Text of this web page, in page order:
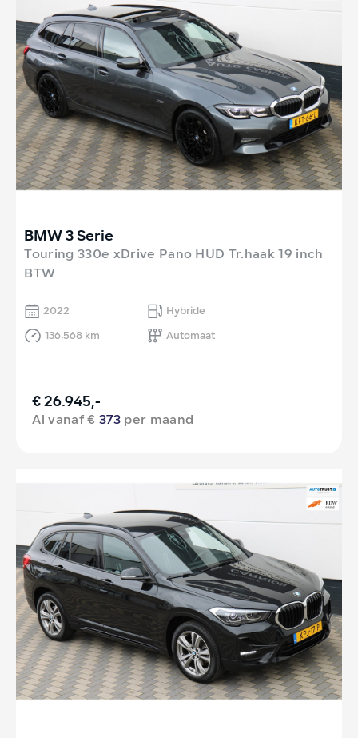
BMW 3 Serie
Touring 330e xDrive Pano HUD Tr.haak 19 inch
BTW
2022
Hybride
136.568 km
Automaat
€ 26.945,-
Al vanaf €373 per maand